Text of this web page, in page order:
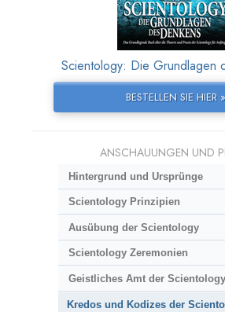
Scientology: Die Grundlagen
BESTELLEN SIE HIER »
ANSCHAUUNGEN UND
Hintergrund und Ursprünge
Scientology Prinzipien
Ausübung der Scientology
Scientology Zeremonien
Geistliches Amt der Scientology
Kredos und Kodizes der